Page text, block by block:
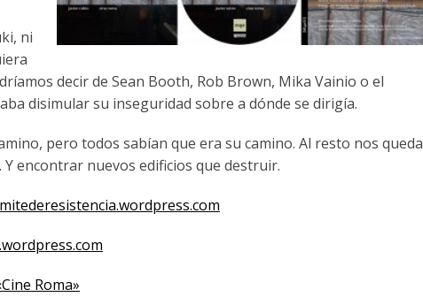
ni
decir de Sean Booth, Rob Brown, Mika Vainio o el
disimular su inseguridad sobre a dónde se dirigía.
pero todos sabían que era su camino. Al resto nos queda
encontrar nuevos edificios que destruir.
Roma»